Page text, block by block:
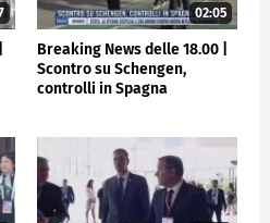
02:05
Breaking News delle 18.00 |
Scontro su Schengen,
controlli in Spagna